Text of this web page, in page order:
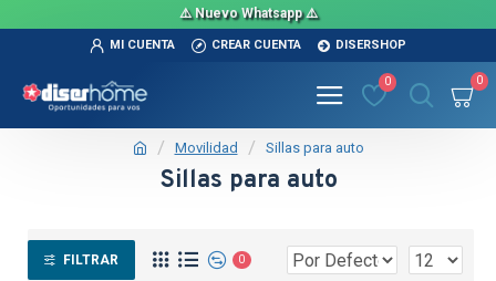
⚠️ Nuevo Whatsapp ⚠️
MI CUENTA CREAR CUENTA DISERSHOP
0 0
Movilidad Sillas para auto
Sillas para auto
FILTRAR 0